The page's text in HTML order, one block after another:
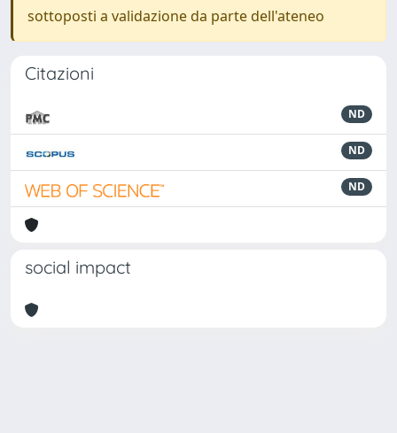
sottoposti a validazione da parte dell'ateneo
Citazioni
ND
ND
ND
social impact